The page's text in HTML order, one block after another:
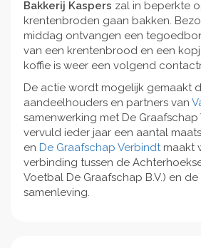
Bakkerij Kaspers zal in beperkte
krentenbroden gaan bakken.
middag ontvangen een
van een krentenbrood en een
koffie is weer een volgend
De actie wordt mogelijk gemaakt
aandeelhouders en partners van
samenwerking met De Graafschap
vervuld ieder jaar een aantal
en De Graafschap Verbindt maakt
verbinding tussen de
Voetbal De Graafschap B.V.) en
samenleving.